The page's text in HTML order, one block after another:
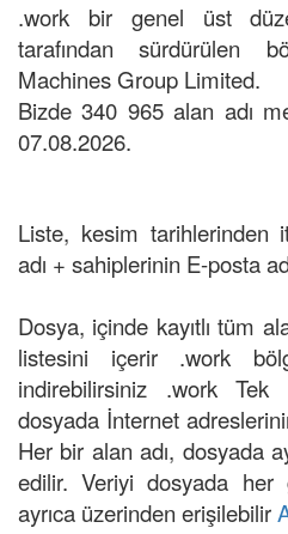
.work bir genel üst
tarafından sürdürülen
Machines Group Limited.
Bizde 340 965 alan adı
07.08.2026.
Liste, kesim tarihlerinden
adı + sahiplerinin E-posta
Dosya, içinde kayıtlı tüm
listesini içerir .work
indirebilirsiniz .work
dosyada İnternet
Her bir alan adı, dosyada
edilir. Veriyi dosyada her
ayrıca üzerinden erişilebilir